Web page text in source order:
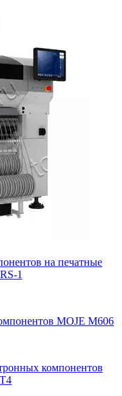
на печатные
1
MOJE M606
компонентов